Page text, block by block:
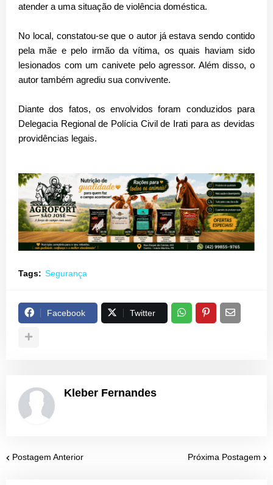
atender a uma situação de violência doméstica.
No local, constatou-se que o autor já estava sendo contido
pela mãe e pelo irmão da vítima, os quais haviam sido
lesionados com um canivete pelo agressor. Além disso, o
autor também agrediu sua convivente.
Diante dos fatos, os envolvidos foram conduzidos para
Delegacia Regional de Polícia Civil de Irati para as devidas
providências legais.
Tags: Segurança
Facebook Twitter
Kleber Fernandes
Postagem Anterior Próxima Postagem